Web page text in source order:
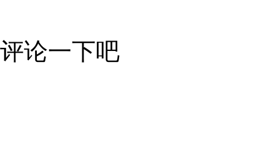
评论一下吧